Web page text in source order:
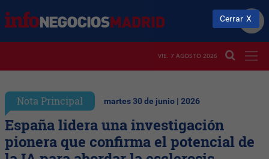
VIE. 7 AGOSTO 2026
Nota Principal martes 30 de junio | 2026
España lidera una investigación
pionera que confirma el potencial de
Cerrar